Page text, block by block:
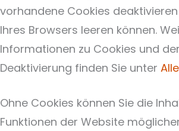
vorhandene Cookies
Ihres Browsers leeren können.
Informationen zu Cookies und
Deaktivierung finden Sie unter
Ohne Cookies können Sie die
Funktionen der Website